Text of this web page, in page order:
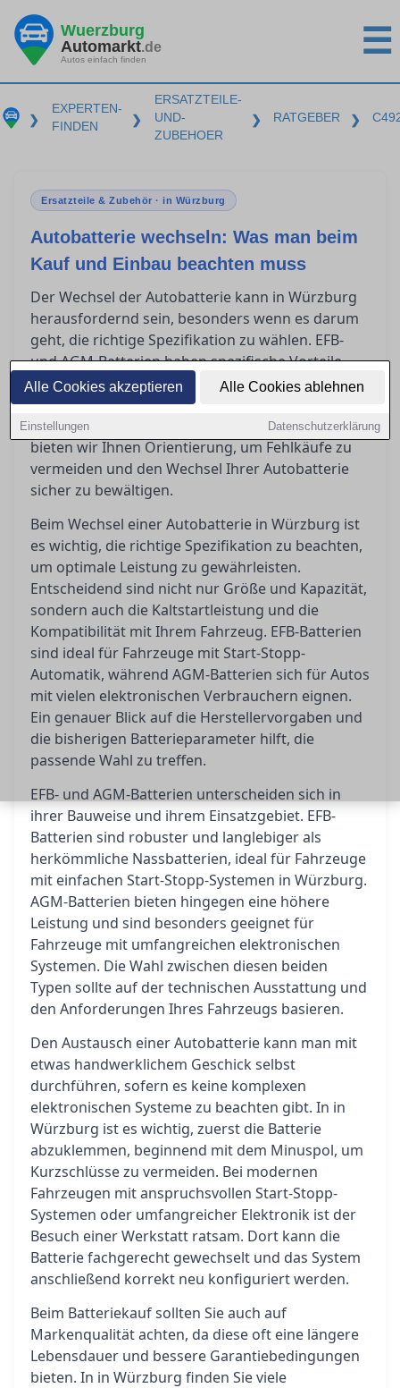
Alle Cookies akzeptieren Alle Cookies ablehnen
Einstellungen Datenschutzerklärung
Wuerzburg
Automarkt.de
Autos einfach finden ☰
❯
EXPERTEN-
FINDEN
❯
ERSATZTEILE-
UND-
ZUBEHOER
❯ RATGEBER ❯
Ersatzteile & Zubehör · in Würzburg
Autobatterie wechseln: Was man beim
Kauf und Einbau beachten muss
Der Wechsel der Autobatterie kann in Würzburg
herausfordernd sein, besonders wenn es darum
geht, die richtige Spezifikation zu wählen. EFB-
und AGM-Batterien haben spezifische Vorteile
und es ist entscheidend zu wissen, wann man
selbst Hand anlegen kann oder doch eine
Werkstatt aufsuchen sollte. In diesem Artikel
bieten wir Ihnen Orientierung, um Fehlkäufe zu
vermeiden und den Wechsel Ihrer Autobatterie
sicher zu bewältigen.
Beim Wechsel einer Autobatterie in Würzburg ist
es wichtig, die richtige Spezifikation zu beachten,
um optimale Leistung zu gewährleisten.
Entscheidend sind nicht nur Größe und Kapazität,
sondern auch die Kaltstartleistung und die
Kompatibilität mit Ihrem Fahrzeug. EFB-Batterien
sind ideal für Fahrzeuge mit Start-Stopp-
Automatik, während AGM-Batterien sich für Autos
mit vielen elektronischen Verbrauchern eignen.
Ein genauer Blick auf die Herstellervorgaben und
die bisherigen Batterieparameter hilft, die
passende Wahl zu treffen.
EFB- und AGM-Batterien unterscheiden sich in
ihrer Bauweise und ihrem Einsatzgebiet. EFB-
Batterien sind robuster und langlebiger als
herkömmliche Nassbatterien, ideal für Fahrzeuge
mit einfachen Start-Stopp-Systemen in Würzburg.
AGM-Batterien bieten hingegen eine höhere
Leistung und sind besonders geeignet für
Fahrzeuge mit umfangreichen elektronischen
Systemen. Die Wahl zwischen diesen beiden
Typen sollte auf der technischen Ausstattung und
den Anforderungen Ihres Fahrzeugs basieren.
Den Austausch einer Autobatterie kann man mit
etwas handwerklichem Geschick selbst
durchführen, sofern es keine komplexen
elektronischen Systeme zu beachten gibt. In in
Würzburg ist es wichtig, zuerst die Batterie
abzuklemmen, beginnend mit dem Minuspol, um
Kurzschlüsse zu vermeiden. Bei modernen
Fahrzeugen mit anspruchsvollen Start-Stopp-
Systemen oder umfangreicher Elektronik ist der
Besuch einer Werkstatt ratsam. Dort kann die
Batterie fachgerecht gewechselt und das System
anschließend korrekt neu konfiguriert werden.
Beim Batteriekauf sollten Sie auch auf
Markenqualität achten, da diese oft eine längere
Lebensdauer und bessere Garantiebedingungen
bieten. In in Würzburg finden Sie viele